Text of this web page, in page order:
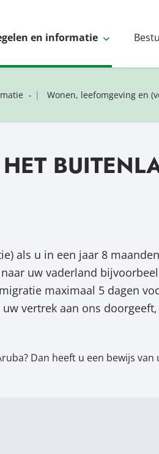
en informatie
Wonen, leefomgeving en
als u in een jaar 8
uw vaderland
maximaal 5 dagen
vertrek aan ons
Dan heeft u een bewijs van